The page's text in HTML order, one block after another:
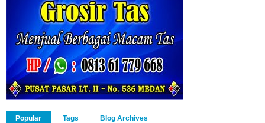
Popular Tags Blog Archives